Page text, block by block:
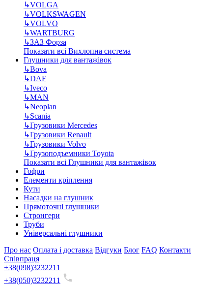
↳VOLGA
↳VOLKSWAGEN
↳VOLVO
↳WARTBURG
↳ЗАЗ Форза
Показати всі Вихлопна система
Глушники для вантажівок
↳Bova
↳DAF
↳Iveco
↳MAN
↳Neoplan
↳Scania
↳Грузовики Mercedes
↳Грузовики Renault
↳Грузовики Volvo
↳Грузоподъемники Toyota
Показати всі Глушники для вантажівок
Гофри
Елементи кріплення
Кути
Насадки на глушник
Прямоточні глушники
Стронгери
Труби
Універсальні глушники
Про нас Оплата і доставка Відгуки Блог FAQ Контакти
Співпраця
+38(098)3232211
+38(050)3232211